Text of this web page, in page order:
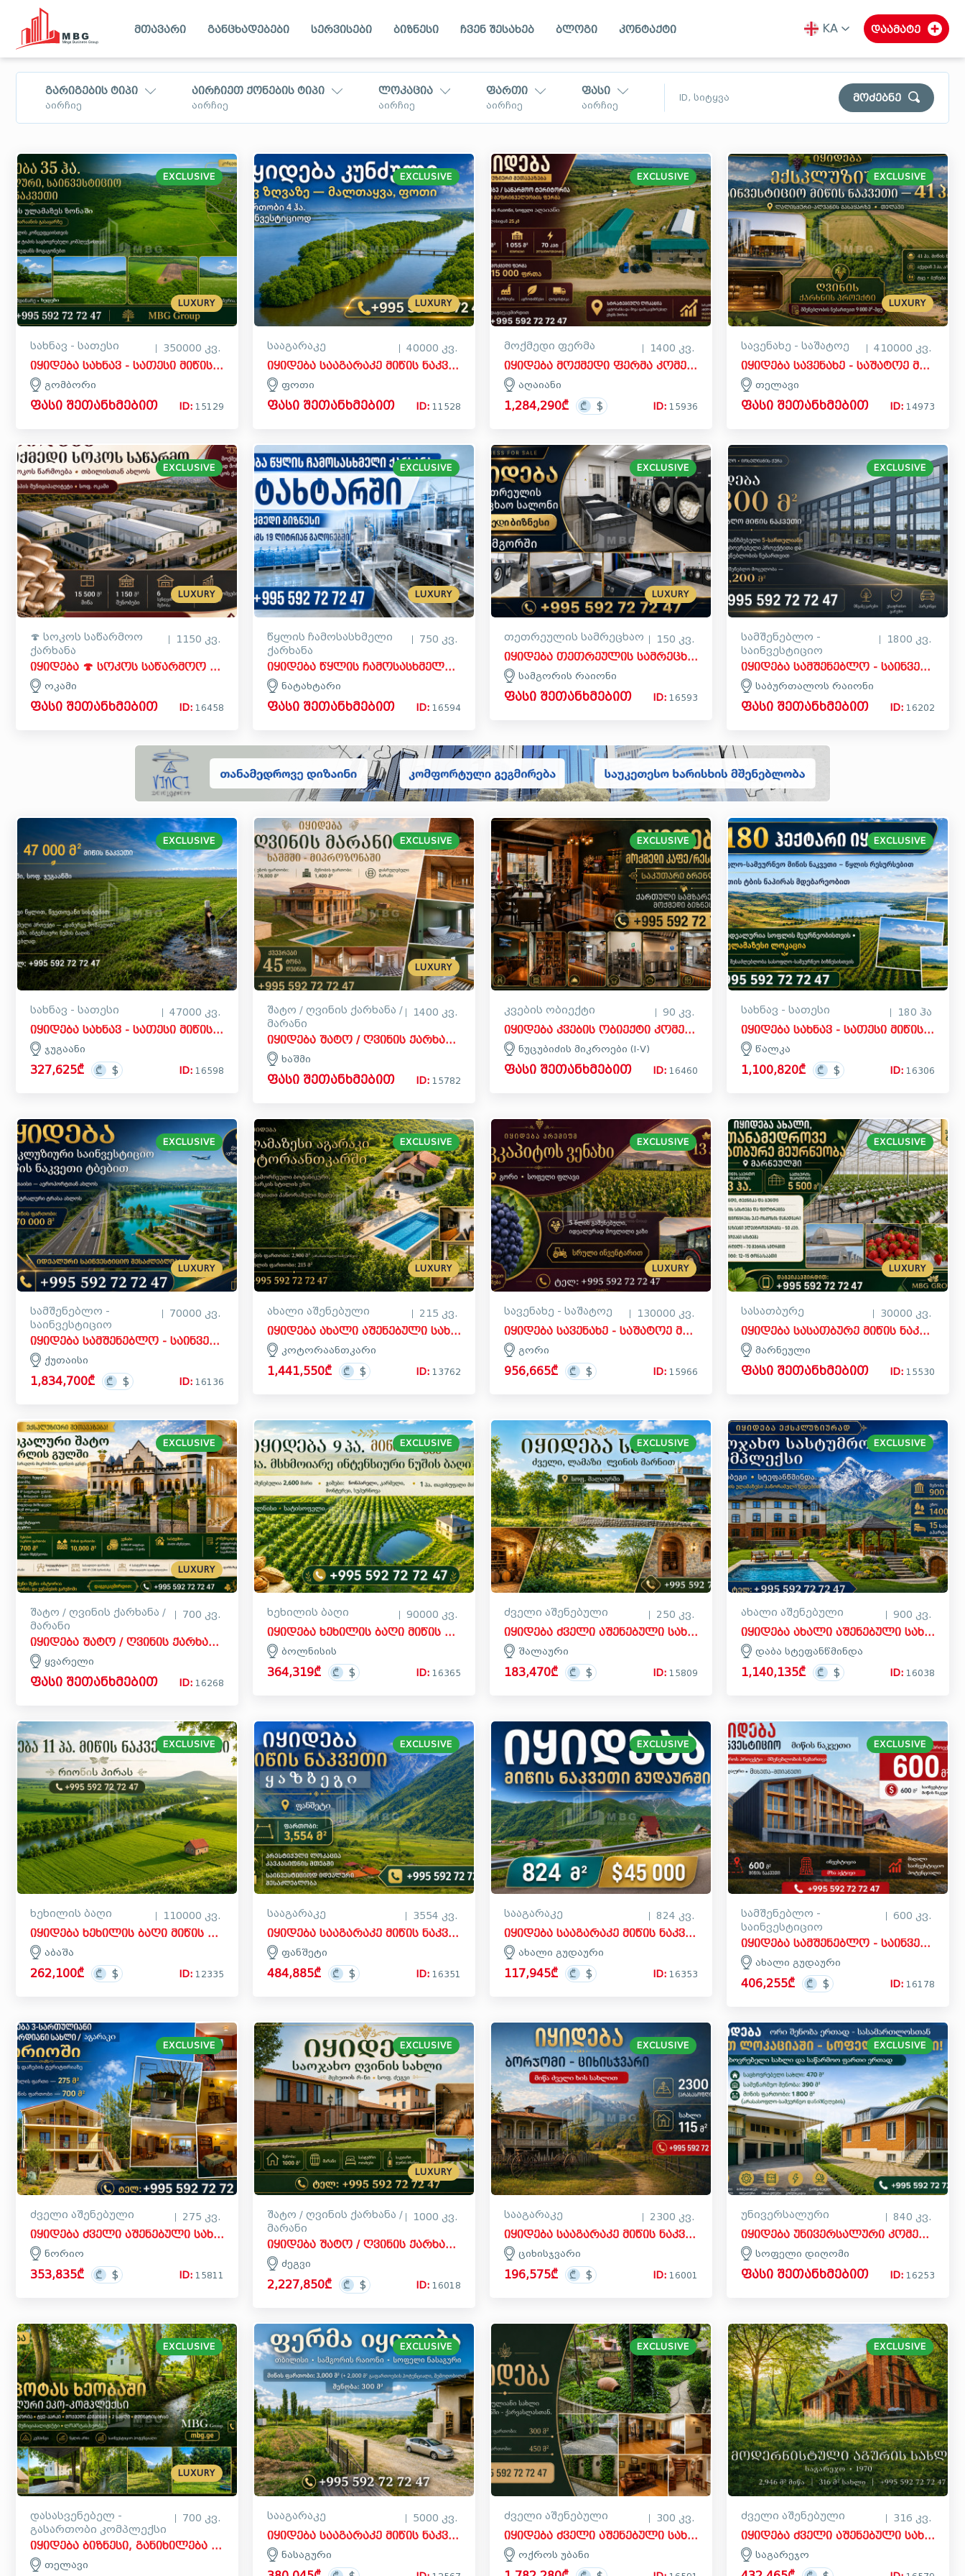
მთავარი განცხადებები სერვისები ბიზნესი ჩვენ შესახებ ბლოგი კონტაქტი KA
en
ru
დაამატე
გარიგების ტიპი
აირჩიე
გირავდება
ქირავდება
დღიურად
ქირავდება
იცვლება
იყიდება ბიზნესი,
განიხილება
ინვესტიცია
აირჩიეთ ქონების ტიპი
აირჩიე
სახლი - აგარაკი
კომერციული ფართი
მიწის ნაკვეთი
ბიზნესი
ბინა
ლოკაცია
აირჩიე
ფართი
აირჩიე
ფასი
აირჩიე
$
თბილისი იმერეთი კახეთი
გურია
შიდა ქართლი
ქვემო ქართლი აჭარა
სამეგრელო
მცხეთა - მთიანეთი
სამცხე - ჯავახეთი რაჭა
სვანეთი
ლეჩხუმი
აფხაზეთი საქართველოში
გასუფთავება ძებნა
მოძებნე
LUXURY
EXCLUSIVE
სახნავ - სათესი 350000 კვ.
იყიდება სახნავ - სათესი მიწის ნაკვეთი გომბორში, საგარეჯო
გომბორი
ფასი შეთანხმებით ID: 15129
LUXURY
EXCLUSIVE
სააგარაკე 40000 კვ.
იყიდება სააგარაკე მიწის ნაკვეთი ფოთში
ფოთი
ფასი შეთანხმებით ID: 11528
EXCLUSIVE
მოქმედი ფერმა 1400 კვ.
იყიდება მოქმედი ფერმა კომერციული ფართი აღაიანში, კასპი
აღაიანი
1,284,290₾ ID: 15936
LUXURY
EXCLUSIVE
სავენახე - საშატოე 410000 კვ.
იყიდება სავენახე - საშატოე მიწის ნაკვეთი თელავში
თელავი
ფასი შეთანხმებით ID: 14973
LUXURY
EXCLUSIVE
🍄 სოკოს საწარმოო
ქარხანა
1150 კვ.
იყიდება 🍄 სოკოს საწარმოო ქარხანა კომერციული ფართი ოკამში, კასპი
ოკამი
ფასი შეთანხმებით ID: 16458
LUXURY
EXCLUSIVE
წყლის ჩამოსასხმელი
ქარხანა
750 კვ.
იყიდება წყლის ჩამოსასხმელი ქარხანა კომერციული ფართი ნატახტარში, მცხეთა
ნატახტარი
ფასი შეთანხმებით ID: 16594
LUXURY
EXCLUSIVE
თეთრეულის სამრეცხაო 150 კვ.
იყიდება თეთრეულის სამრეცხაო კომერციული ფართი სამგორის რაიონში
სამგორის რაიონი
ფასი შეთანხმებით ID: 16593
EXCLUSIVE
სამშენებლო -
საინვესტიციო
1800 კვ.
იყიდება სამშენებლო - საინვესტიციო მიწის ნაკვეთი საბურთალოს რაიონში
საბურთალოს რაიონი
ფასი შეთანხმებით ID: 16202
EXCLUSIVE
სახნავ - სათესი 47000 კვ.
იყიდება სახნავ - სათესი მიწის ნაკვეთი ჯუგაანში, სიღნაღი
ჯუგაანი
327,625₾ ID: 16598
LUXURY
EXCLUSIVE
შატო / ღვინის ქარხანა /
მარანი
1400 კვ.
იყიდება შატო / ღვინის ქარხანა / მარანი კომერციული ფართი ხაშმში, საგარეჯო
ხაშმი
ფასი შეთანხმებით ID: 15782
EXCLUSIVE
კვების ობიექტი 90 კვ.
იყიდება კვების ობიექტი კომერციული ფართი ნუცუბიძის მიკროები (I-V)ში, ვაკის რაიონი
ნუცუბიძის მიკროები (I-V)
ფასი შეთანხმებით ID: 16460
EXCLUSIVE
სახნავ - სათესი 180 ჰა
იყიდება სახნავ - სათესი მიწის ნაკვეთი წალკაში
წალკა
1,100,820₾ ID: 16306
LUXURY
EXCLUSIVE
სამშენებლო -
საინვესტიციო
70000 კვ.
იყიდება სამშენებლო - საინვესტიციო მიწის ნაკვეთი ქუთაისში
ქუთაისი
1,834,700₾ ID: 16136
LUXURY
EXCLUSIVE
ახალი აშენებული 215 კვ.
იყიდება ახალი აშენებული სახლი - აგარაკი კოტორაანთკარში, მცხეთა
კოტორაანთკარი
1,441,550₾ ID: 13762
LUXURY
EXCLUSIVE
სავენახე - საშატოე 130000 კვ.
იყიდება სავენახე - საშატოე მიწის ნაკვეთი გორში
გორი
956,665₾ ID: 15966
LUXURY
EXCLUSIVE
სასათბურე 30000 კვ.
იყიდება სასათბურე მიწის ნაკვეთი მარნეულში
მარნეული
ფასი შეთანხმებით ID: 15530
LUXURY
EXCLUSIVE
შატო / ღვინის ქარხანა /
მარანი
700 კვ.
იყიდება შატო / ღვინის ქარხანა / მარანი კომერციული ფართი ყვარელში
ყვარელი
ფასი შეთანხმებით ID: 16268
EXCLUSIVE
ხეხილის ბაღი 90000 კვ.
იყიდება ხეხილის ბაღი მიწის ნაკვეთი ბოლნისისში
ბოლნისის
364,319₾ ID: 16365
EXCLUSIVE
ძველი აშენებული 250 კვ.
იყიდება ძველი აშენებული სახლი - აგარაკი შალაურში, თელავი
შალაური
183,470₾ ID: 15809
EXCLUSIVE
ახალი აშენებული 900 კვ.
იყიდება ახალი აშენებული სახლი - აგარაკი დაბა სტეფანწმინდაში, ყაზბეგი
დაბა სტეფანწმინდა
1,140,135₾ ID: 16038
EXCLUSIVE
ხეხილის ბაღი 110000 კვ.
იყიდება ხეხილის ბაღი მიწის ნაკვეთი აბაშაში
აბაშა
262,100₾ ID: 12335
EXCLUSIVE
სააგარაკე 3554 კვ.
იყიდება სააგარაკე მიწის ნაკვეთი ფანშეტში, ყაზბეგი
ფანშეტი
484,885₾ ID: 16351
EXCLUSIVE
სააგარაკე 824 კვ.
იყიდება სააგარაკე მიწის ნაკვეთი ახალი გუდაურში, ყაზბეგი
ახალი გუდაური
117,945₾ ID: 16353
EXCLUSIVE
სამშენებლო -
საინვესტიციო
600 კვ.
იყიდება სამშენებლო - საინვესტიციო მიწის ნაკვეთი ახალი გუდაურში, ყაზბეგი
ახალი გუდაური
406,255₾ ID: 16178
EXCLUSIVE
ძველი აშენებული 275 კვ.
იყიდება ძველი აშენებული სახლი - აგარაკი ნორიოში, გარდაბნი
ნორიო
353,835₾ ID: 15811
LUXURY
EXCLUSIVE
შატო / ღვინის ქარხანა /
მარანი
1000 კვ.
იყიდება შატო / ღვინის ქარხანა / მარანი კომერციული ფართი ძეგვში, მცხეთა
ძეგვი
2,227,850₾ ID: 16018
EXCLUSIVE
სააგარაკე 2300 კვ.
იყიდება სააგარაკე მიწის ნაკვეთი ციხისჯვარში, ბორჯომი
ციხისჯვარი
196,575₾ ID: 16001
EXCLUSIVE
უნივერსალური 840 კვ.
იყიდება უნივერსალური კომერციული ფართი სოფელ დიღომში, საბურთალოს რაიონი
სოფელი დიღომი
ფასი შეთანხმებით ID: 16253
LUXURY
EXCLUSIVE
დასასვენებელ -
გასართობი კომპლექსი
700 კვ.
იყიდება ბიზნესი, განიხილება ინვესტიცია დასასვენებელ - გასართობი კომპლექსი კომერციული ფართი თელავში
თელავი
EXCLUSIVE
სააგარაკე 5000 კვ.
იყიდება სააგარაკე მიწის ნაკვეთი ნასაგურში, სამგორის რაიონი
ნასაგური
EXCLUSIVE
ძველი აშენებული 300 კვ.
იყიდება ძველი აშენებული სახლი - აგარაკი ოქროს უბანში, ჩუღურეთის რაიონი
ოქროს უბანი
EXCLUSIVE
ძველი აშენებული 316 კვ.
იყიდება ძველი აშენებული სახლი - აგარაკი საგარეჯოში
საგარეჯო